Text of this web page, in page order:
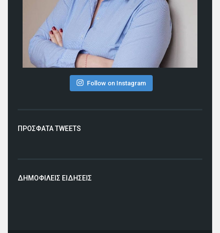
Follow on Instagram
ΠΡΟΣΦΑΤΑ TWEETS
ΔΗΜΟΦΙΛΕΙΣ ΕΙΔΗΣΕΙΣ